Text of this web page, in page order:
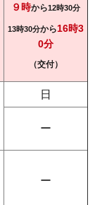
９時から12時30分
13時30分から16時3
0分
（交付）
日
ー
ー